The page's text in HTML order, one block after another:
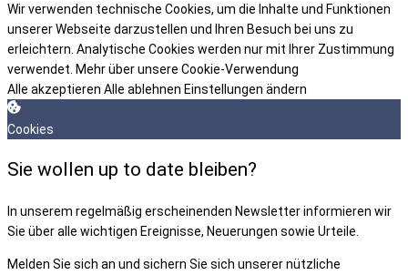
Wir verwenden technische Cookies, um die Inhalte und Funktionen
unserer Webseite darzustellen und Ihren Besuch bei uns zu
erleichtern. Analytische Cookies werden nur mit Ihrer Zustimmung
verwendet. Mehr über unsere Cookie-Verwendung
Alle akzeptieren Alle ablehnen Einstellungen ändern
Cookies
Sie wollen up to date bleiben?
In unserem regelmäßig erscheinenden Newsletter informieren wir
Sie über alle wichtigen Ereignisse, Neuerungen sowie Urteile.
Melden Sie sich an und sichern Sie sich unserer nützliche